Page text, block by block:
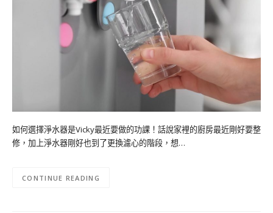
如何選擇淨水器是Vicky最近要做的功課！話說家裡的廚房最近剛好要整
修，加上淨水器剛好也到了更換濾心的階段，想…
CONTINUE READING